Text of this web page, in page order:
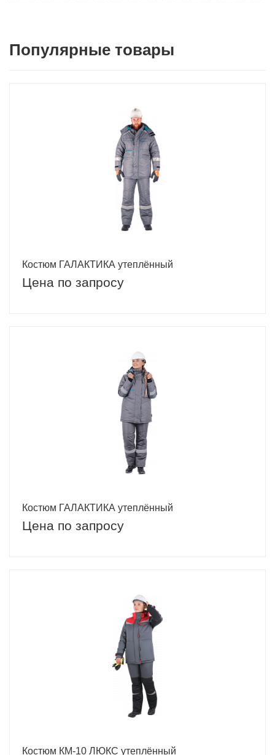
Популярные товары
Костюм ГАЛАКТИКА утеплённый
Цена по запросу
Костюм ГАЛАКТИКА утеплённый
Цена по запросу
Костюм КМ-10 ЛЮКС утеплённый